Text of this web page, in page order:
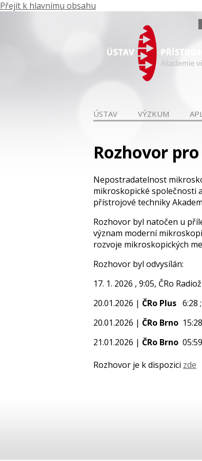
Přejít k hlavnímu obsahu
ÚSTAV VÝZKUM
Rozhovor
Nepostradatelnost
mikroskopické společnosti
přístrojové techniky
Rozhovor byl natočen u
význam moderní
rozvoje mikroskopických
Rozhovor byl odvysílán:
17. 1. 2026 , 9:05, ČRo
20.01.2026 | ČRo Plus 6:28
20.01.2026 | ČRo Brno 15:28
21.01.2026 | ČRo Brno 05:59
Rozhovor je k dispozici zde